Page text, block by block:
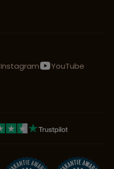
Instagram
YouTube